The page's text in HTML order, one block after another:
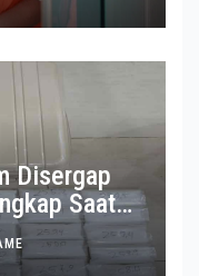
Disergap
Saat
Tempat